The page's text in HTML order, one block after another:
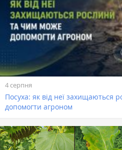
4 серпня
Посуха: як від неї захищаються
допомогти агроном